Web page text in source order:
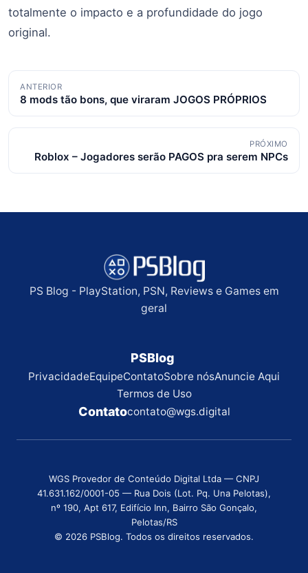
totalmente o impacto e a profundidade do jogo
original.
Navegação
de
posts
ANTERIOR
8 mods tão bons, que viraram JOGOS PRÓPRIOS
PRÓXIMO
Roblox – Jogadores serão PAGOS pra serem NPCs
PS Blog - PlayStation, PSN, Reviews e Games em
geral
PSBlog
PrivacidadeEquipeContatoSobre nósAnuncie Aqui
Termos de Uso
Contatocontato@wgs.digital
WGS Provedor de Conteúdo Digital Ltda — CNPJ
41.631.162/0001-05 — Rua Dois (Lot. Pq. Una Pelotas),
nº 190, Apt 617, Edifício Inn, Bairro São Gonçalo,
Pelotas/RS
© 2026 PSBlog. Todos os direitos reservados.